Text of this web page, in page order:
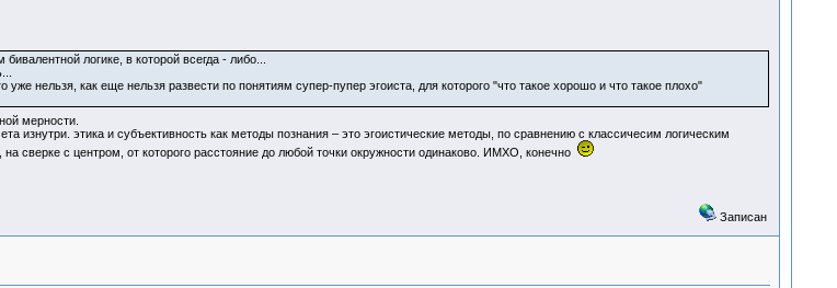
логике, в которой всегда - либо...
нельзя, как еще нельзя развести по понятиям супер-пупер эгоиста, для которого "что такое хорошо и что такое плохо"
мерности.
изнутри. этика и субъективность как методы познания – это эгоистические методы, по сравнению с классичесим логическим
сверке с центром, от которого расстояние до любой точки окружности одинаково. ИМХО, конечно
Записан